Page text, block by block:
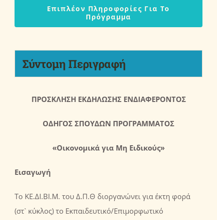
Επιπλέον Πληροφορίες Για Το
Πρόγραμμα
Σύντομη Περιγραφή
ΠΡΟΣΚΛΗΣΗ ΕΚΔΗΛΩΣΗΣ ΕΝΔΙΑΦΕΡΟΝΤΟΣ
ΟΔΗΓΟΣ ΣΠΟΥΔΩΝ ΠΡΟΓΡΑΜΜΑΤΟΣ
«Οικονομικά για Μη Ειδικούς»
Εισαγωγή
Το ΚΕ.ΔΙ.ΒΙ.Μ. του Δ.Π.Θ διοργανώνει για έκτη φορά
(στ` κύκλος) το Εκπαιδευτικό/Επιμορφωτικό